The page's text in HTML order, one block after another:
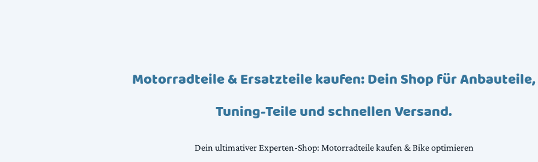
Motorradteile & Ersatzteile kaufen: Dein Shop für Anbauteile,
Tuning-Teile und schnellen Versand.
Dein ultimativer Experten-Shop: Motorradteile kaufen & Bike optimieren